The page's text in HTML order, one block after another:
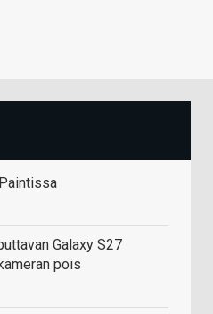
Galaxy S27
pois